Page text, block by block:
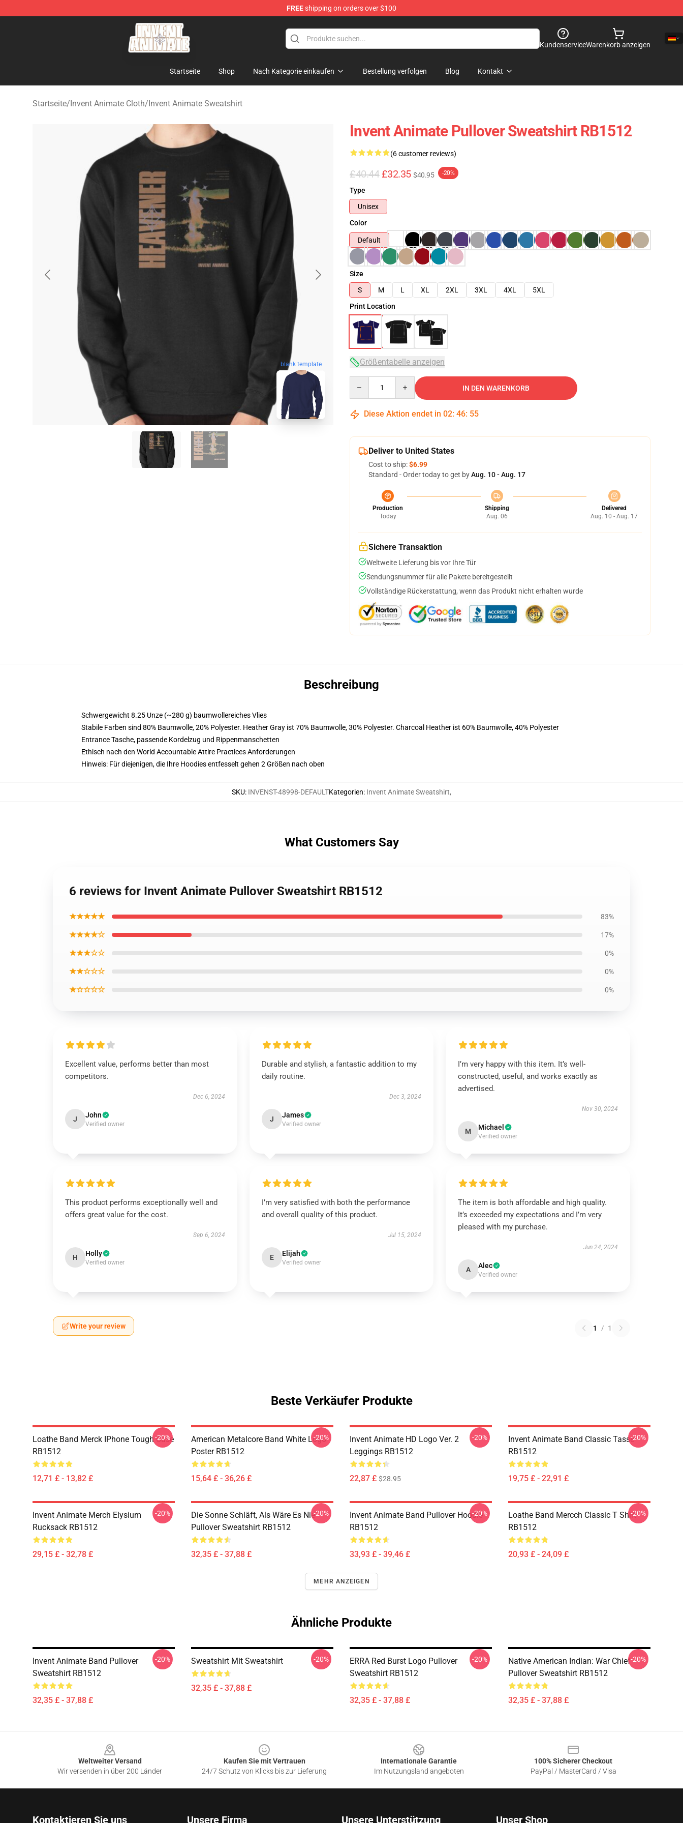
FREEshipping on orders over $100
Invent Animate Shop - Official Invent Animate Merchandise Store
KundenserviceWarenkorb anzeigen
Startseite Shop Nach Kategorie einkaufen Bestellung verfolgen Blog Kontakt
Startseite/Invent Animate Cloth/Invent Animate Sweatshirt
blank template
Invent Animate Pullover Sweatshirt RB1512
(6 customer reviews)
£40.44 £32.35 $40.95 -20%
Type
Unisex
Color
Default
Size
S
M L XL 2XL 3XL 4XL
5XL
Print Location
Größentabelle anzeigen
IN DEN WARENKORB
Diese Aktion endet in 02: 46: 54
Deliver to United States
Cost to ship:$6.99
Standard - Order today to get byAug. 10 - Aug. 17
Production
Today
Shipping
Aug. 06
Delivered
Aug. 10 - Aug. 17
Sichere Transaktion
Weltweite Lieferung bis vor Ihre Tür
Sendungsnummer für alle Pakete bereitgestellt
Vollständige Rückerstattung, wenn das Produkt nicht erhalten wurde
Beschreibung
Schwergewicht 8.25 Unze (~280 g) baumwollereiches Vlies
Stabile Farben sind 80% Baumwolle, 20% Polyester. Heather Gray ist 70% Baumwolle, 30% Polyester. Charcoal Heather ist 60% Baumwolle, 40% Polyester
Entrance Tasche, passende Kordelzug und Rippenmanschetten
Ethisch nach den World Accountable Attire Practices Anforderungen
Hinweis: Für diejenigen, die Ihre Hoodies entfesselt gehen 2 Größen nach oben
SKU: INVENST-48998-DEFAULTKategorien: Invent Animate Sweatshirt,
What Customers Say
6 reviews for Invent Animate Pullover Sweatshirt RB1512
★★★★★ 83%
★★★★☆ 17%
★★★☆☆ 0%
★★☆☆☆ 0%
★☆☆☆☆ 0%
Excellent value, performs better than most
competitors.
Dec 6, 2024
J John
Verified owner
Durable and stylish, a fantastic addition to my
daily routine.
Dec 3, 2024
J James
Verified owner
I’m very happy with this item. It’s well-
constructed, useful, and works exactly as
advertised.
Nov 30, 2024
M Michael
Verified owner
This product performs exceptionally well and
offers great value for the cost.
Sep 6, 2024
H Holly
Verified owner
I’m very satisfied with both the performance
and overall quality of this product.
Jul 15, 2024
E Elijah
Verified owner
The item is both affordable and high quality.
It’s exceeded my expectations and I’m very
pleased with my purchase.
Jun 24, 2024
A Alec
Verified owner
Write your review 1 / 1
Beste Verkäufer Produkte
Loathe Band Merck IPhone Tough Case
RB1512
12,71 £ - 13,82 £
-20%
American Metalcore Band White Logo
Poster RB1512
15,64 £ - 36,26 £
-20%
Invent Animate HD Logo Ver. 2
Leggings RB1512
22,87 £ $28.95
-20%
Invent Animate Band Classic Tasse
RB1512
19,75 £ - 22,91 £
-20%
Invent Animate Merch Elysium
Rucksack RB1512
29,15 £ - 32,78 £
-20%
Die Sonne Schläft, Als Wäre Es Nie
Pullover Sweatshirt RB1512
32,35 £ - 37,88 £
-20%
Invent Animate Band Pullover Hoodie
RB1512
33,93 £ - 39,46 £
-20%
Loathe Band Mercch Classic T Shirt
RB1512
20,93 £ - 24,09 £
-20%
MEHR ANZEIGEN
Ähnliche Produkte
Invent Animate Band Pullover
Sweatshirt RB1512
32,35 £ - 37,88 £
-20% Sweatshirt Mit Sweatshirt
32,35 £ - 37,88 £
-20%
ERRA Red Burst Logo Pullover
Sweatshirt RB1512
32,35 £ - 37,88 £
-20%
Native American Indian: War Chief
Pullover Sweatshirt RB1512
32,35 £ - 37,88 £
-20%
Weltweiter Versand
Wir versenden in über 200 Länder
Kaufen Sie mit Vertrauen
24/7 Schutz von Klicks bis zur Lieferung
Internationale Garantie
Im Nutzungsland angeboten
100% Sicherer Checkout
PayPal / MasterCard / Visa
Kontaktieren Sie uns Unsere Firma Unsere Unterstützung Unser Shop